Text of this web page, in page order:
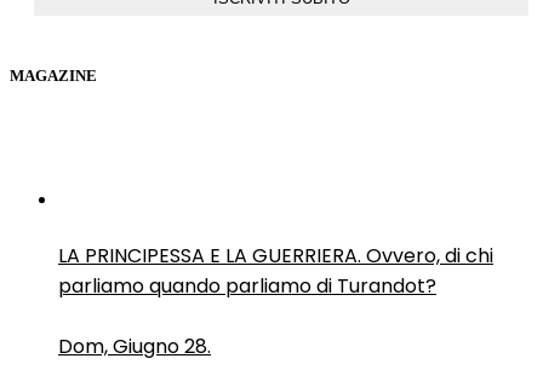
MAGAZINE
LA PRINCIPESSA E LA GUERRIERA. Ovvero, di chi
parliamo quando parliamo di Turandot?
Dom, Giugno 28.